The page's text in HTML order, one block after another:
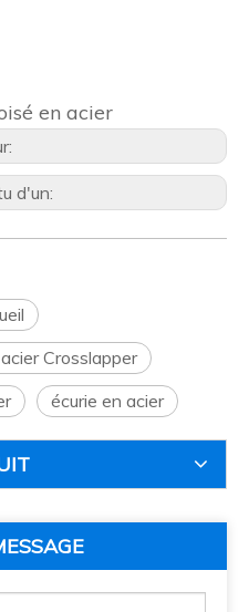
en acier
d'un:
Crosslapper
écurie en acier